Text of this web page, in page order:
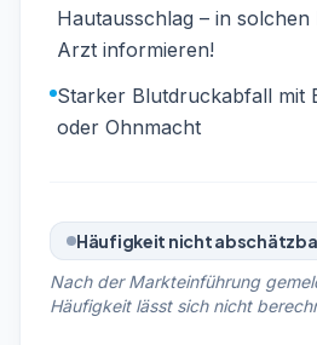
Hautausschlag – in
Arzt informieren!
Starker Blutdruckabfall mit
oder Ohnmacht
Häufigkeit nicht
Nach der Markteinführung
Häufigkeit lässt sich nicht